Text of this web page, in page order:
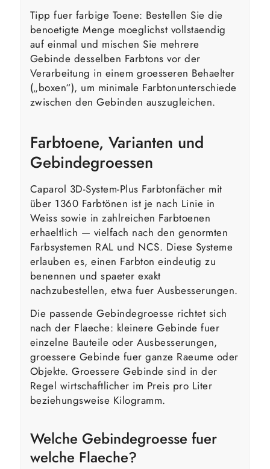
Tipp fuer farbige Toene: Bestellen Sie die
benoetigte Menge moeglichst vollstaendig
auf einmal und mischen Sie mehrere
Gebinde desselben Farbtons vor der
Verarbeitung in einem groesseren Behaelter
(„boxen“), um minimale Farbtonunterschiede
zwischen den Gebinden auszugleichen.
Farbtoene, Varianten und
Gebindegroessen
Caparol 3D-System-Plus Farbtonfächer mit
über 1360 Farbtönen ist je nach Linie in
Weiss sowie in zahlreichen Farbtoenen
erhaeltlich — vielfach nach den genormten
Farbsystemen RAL und NCS. Diese Systeme
erlauben es, einen Farbton eindeutig zu
benennen und spaeter exakt
nachzubestellen, etwa fuer Ausbesserungen.
Die passende Gebindegroesse richtet sich
nach der Flaeche: kleinere Gebinde fuer
einzelne Bauteile oder Ausbesserungen,
groessere Gebinde fuer ganze Raeume oder
Objekte. Groessere Gebinde sind in der
Regel wirtschaftlicher im Preis pro Liter
beziehungsweise Kilogramm.
Welche Gebindegroesse fuer
welche Flaeche?